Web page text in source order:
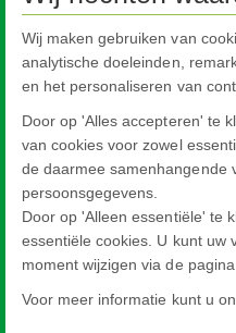
Wij maken gebruiken van
analytische doeleinden,
en het personaliseren van
Door op 'Alles accepteren' te
van cookies voor zowel
de daarmee samenhangende
persoonsgegevens.
Door op 'Alleen essentiële' te
essentiële cookies. U kunt uw
moment wijzigen via de
Voor meer informatie kunt u